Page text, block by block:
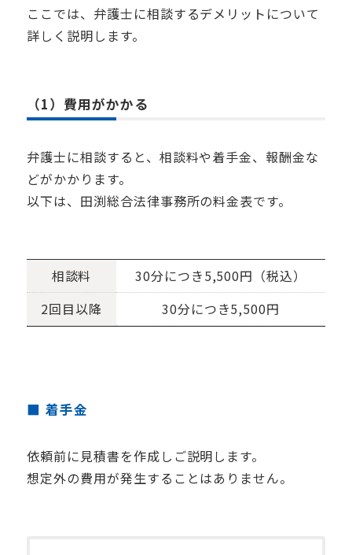
ここでは、弁護士に相談するデメリットについて
詳しく説明します。
（1）費用がかかる
弁護士に相談すると、相談料や着手金、報酬金な
どがかかります。
以下は、田渕総合法律事務所の料金表です。
相談料
30分につき5,500円（税込）
2回目以降
30分につき5,500円
着手金
依頼前に見積書を作成しご説明します。
想定外の費用が発生することはありません。